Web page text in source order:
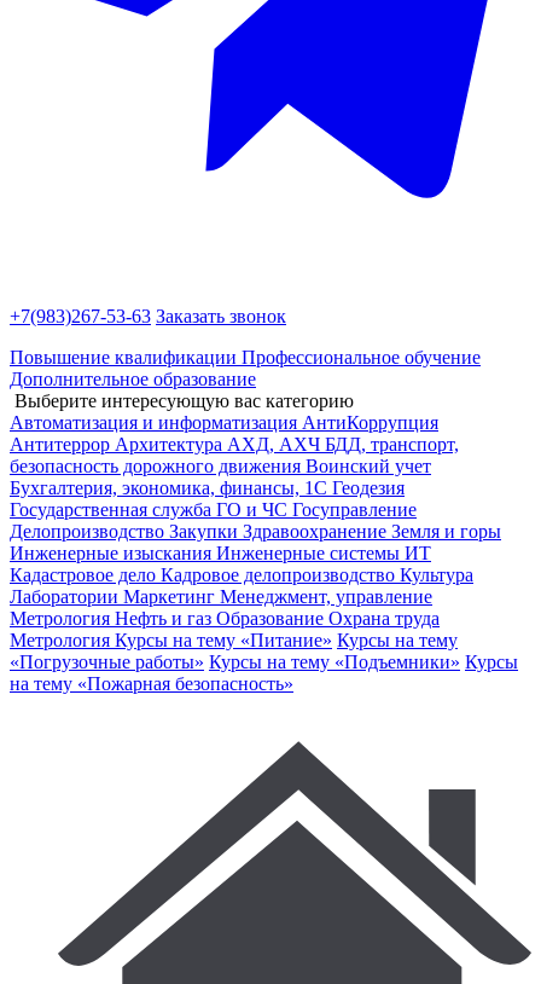
+7(983)267-53-63 Заказать звонок
Повышение квалификации Профессиональное обучение
Дополнительное образование
Выберите интересующую вас категорию
Автоматизация и информатизация АнтиКоррупция
Антитеррор Архитектура АХД, АХЧ БДД, транспорт,
безопасность дорожного движения Воинский учет
Бухгалтерия, экономика, финансы, 1С Геодезия
Государственная служба ГО и ЧС Госуправление
Делопроизводство Закупки Здравоохранение Земля и горы
Инженерные изыскания Инженерные системы ИТ
Кадастровое дело Кадровое делопроизводство Культура
Лаборатории Маркетинг Менеджмент, управление
Метрология Нефть и газ Образование Охрана труда
Метрология Курсы на тему «Питание» Курсы на тему
«Погрузочные работы» Курсы на тему «Подъемники» Курсы
на тему «Пожарная безопасность»